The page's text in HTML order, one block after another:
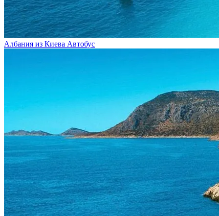
Албания из Киева Автобус